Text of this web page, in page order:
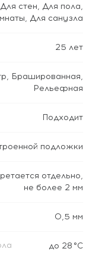
Для стен, Для пола,
, Для санузла
25 лет
, Брашированная,
Рельефная
Подходит
подложки
отдельно,
не более 2 мм
0,5 мм
до 28 °C